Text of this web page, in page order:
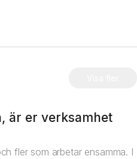
är er verksamhet
fler som arbetar ensamma. I